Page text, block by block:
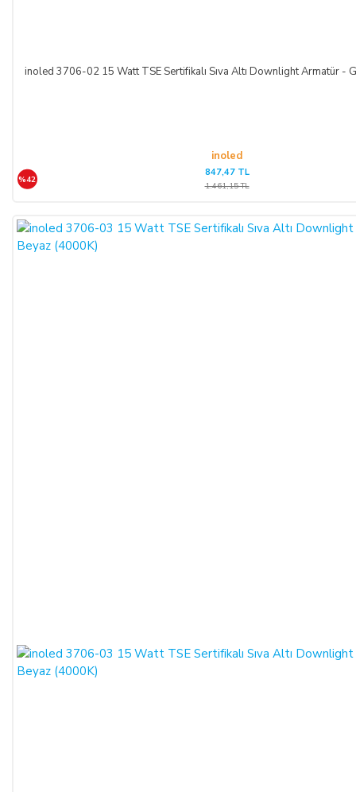
inoled 3706-02 15 Watt TSE Sertifikalı Sıva Altı Downlight Armatür -
inoled
%42
847,47 TL
1.461,15 TL